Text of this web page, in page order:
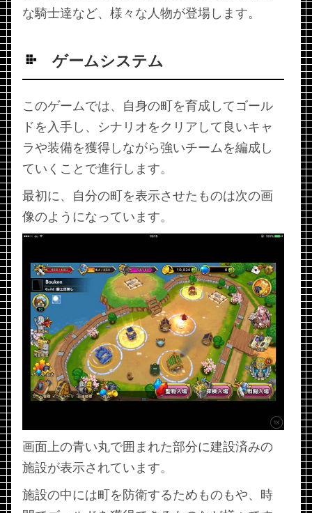
な騎士達など、様々な人物が登場します。
ゲームシステム
このゲームでは、自身の町を育成してゴール
ドを入手し、シナリオをクリアして良いキャ
ラや装備を獲得しながら強いチームを編成し
ていくことで進行します。
最初に、自分の町を表示させたものは次の画
像のようになっています。
画面上の青い丸で囲まれた部分に建設済みの
施設が表示されています。
施設の中には町を防衛するためものもや、時